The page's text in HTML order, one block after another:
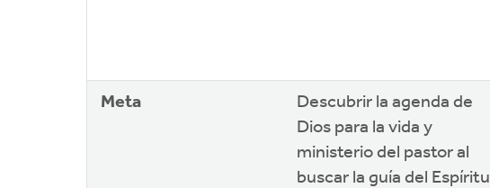
Meta
Descubrir la agenda de
Dios para la vida y
ministerio del pastor al
buscar la guía del Espíritu